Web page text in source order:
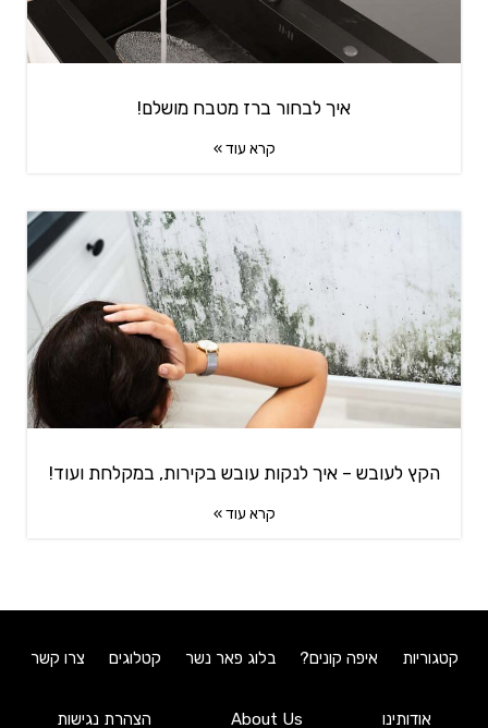
איך לבחור ברז מטבח מושלם!
קרא עוד »
הקץ לעובש – איך לנקות עובש בקירות, במקלחת ועוד!
קרא עוד »
קטגוריות איפה קונים? בלוג פאר נשר קטלוגים צרו קשר
אודותינו About Us הצהרת נגישות